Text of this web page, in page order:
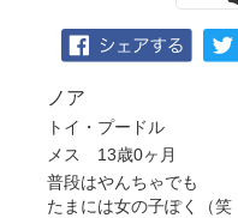
ノア
トイ・プードル
メス 13歳0ヶ月
普段はやんちゃでも
たまには女の子ぽく（笑